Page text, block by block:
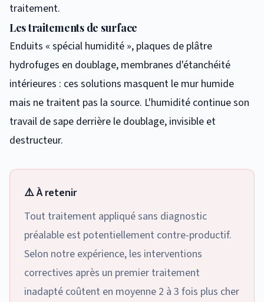
traitement.
Les traitements de surface
Enduits « spécial humidité », plaques de plâtre
hydrofuges en doublage, membranes d'étanchéité
intérieures : ces solutions masquent le mur humide
mais ne traitent pas la source. L'humidité continue son
travail de sape derrière le doublage, invisible et
destructeur.
⚠️ À retenir
Tout traitement appliqué sans diagnostic
préalable est potentiellement contre-productif.
Selon notre expérience, les interventions
correctives après un premier traitement
inadapté coûtent en moyenne 2 à 3 fois plus cher